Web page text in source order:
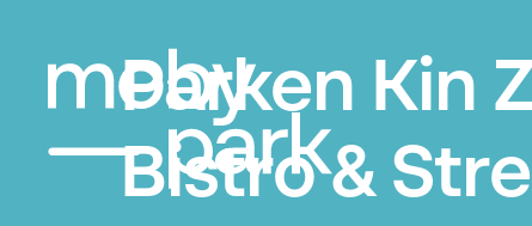
Parken Kin
Bistro &